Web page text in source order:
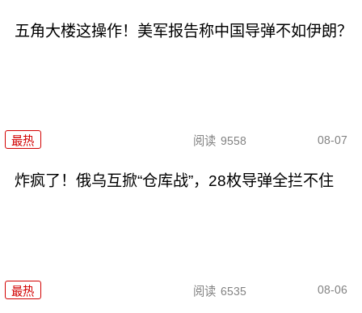
五角大楼这操作！美军报告称中国导弹不如伊朗？
最热 阅读 9558 08-07
炸疯了！俄乌互掀“仓库战”，28枚导弹全拦不住
最热 阅读 6535 08-06